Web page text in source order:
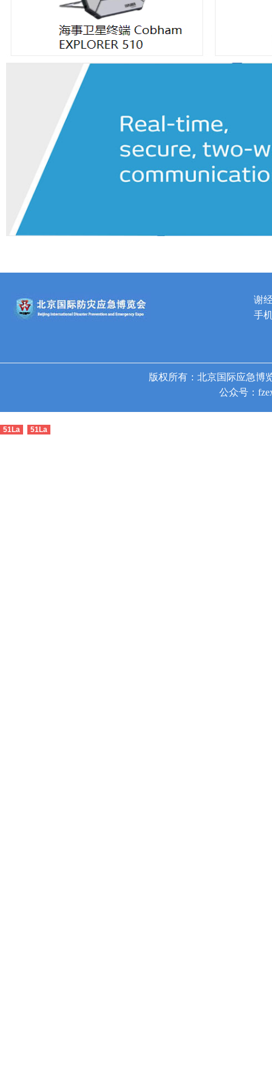
谢
手
版权所有：北京国际应急博
公众号：
51La 51La